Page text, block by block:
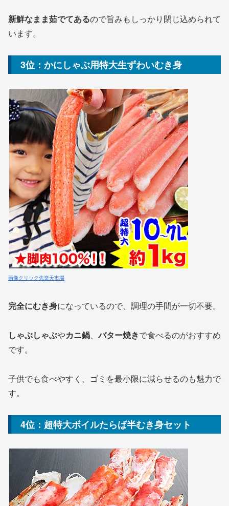
新鮮なまま茹でてあるので旨みもしっかり閉じ込められて
います。
3位：かにしゃぶ用特大生ずわいむき身
画像クリック先楽天市場
完全にむき身になっているので、調理の手間が一切不要。
しゃぶしゃぶやカニ鍋、バター焼きで食べるのがおすすめ
です。
子供でも食べやすく、ゴミを最小限に減らせるのも魅力で
す。
4位：超特大ボイルたらば半むき身セット